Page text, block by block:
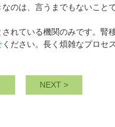
のは、言うまでもないことで
れている機関のみです。腎
ください。長く煩雑なプロセ
>